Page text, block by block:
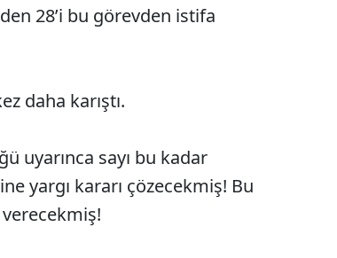
28’i bu görevden istifa
daha karıştı.
uyarınca sayı bu kadar
yargı kararı çözecekmiş! Bu